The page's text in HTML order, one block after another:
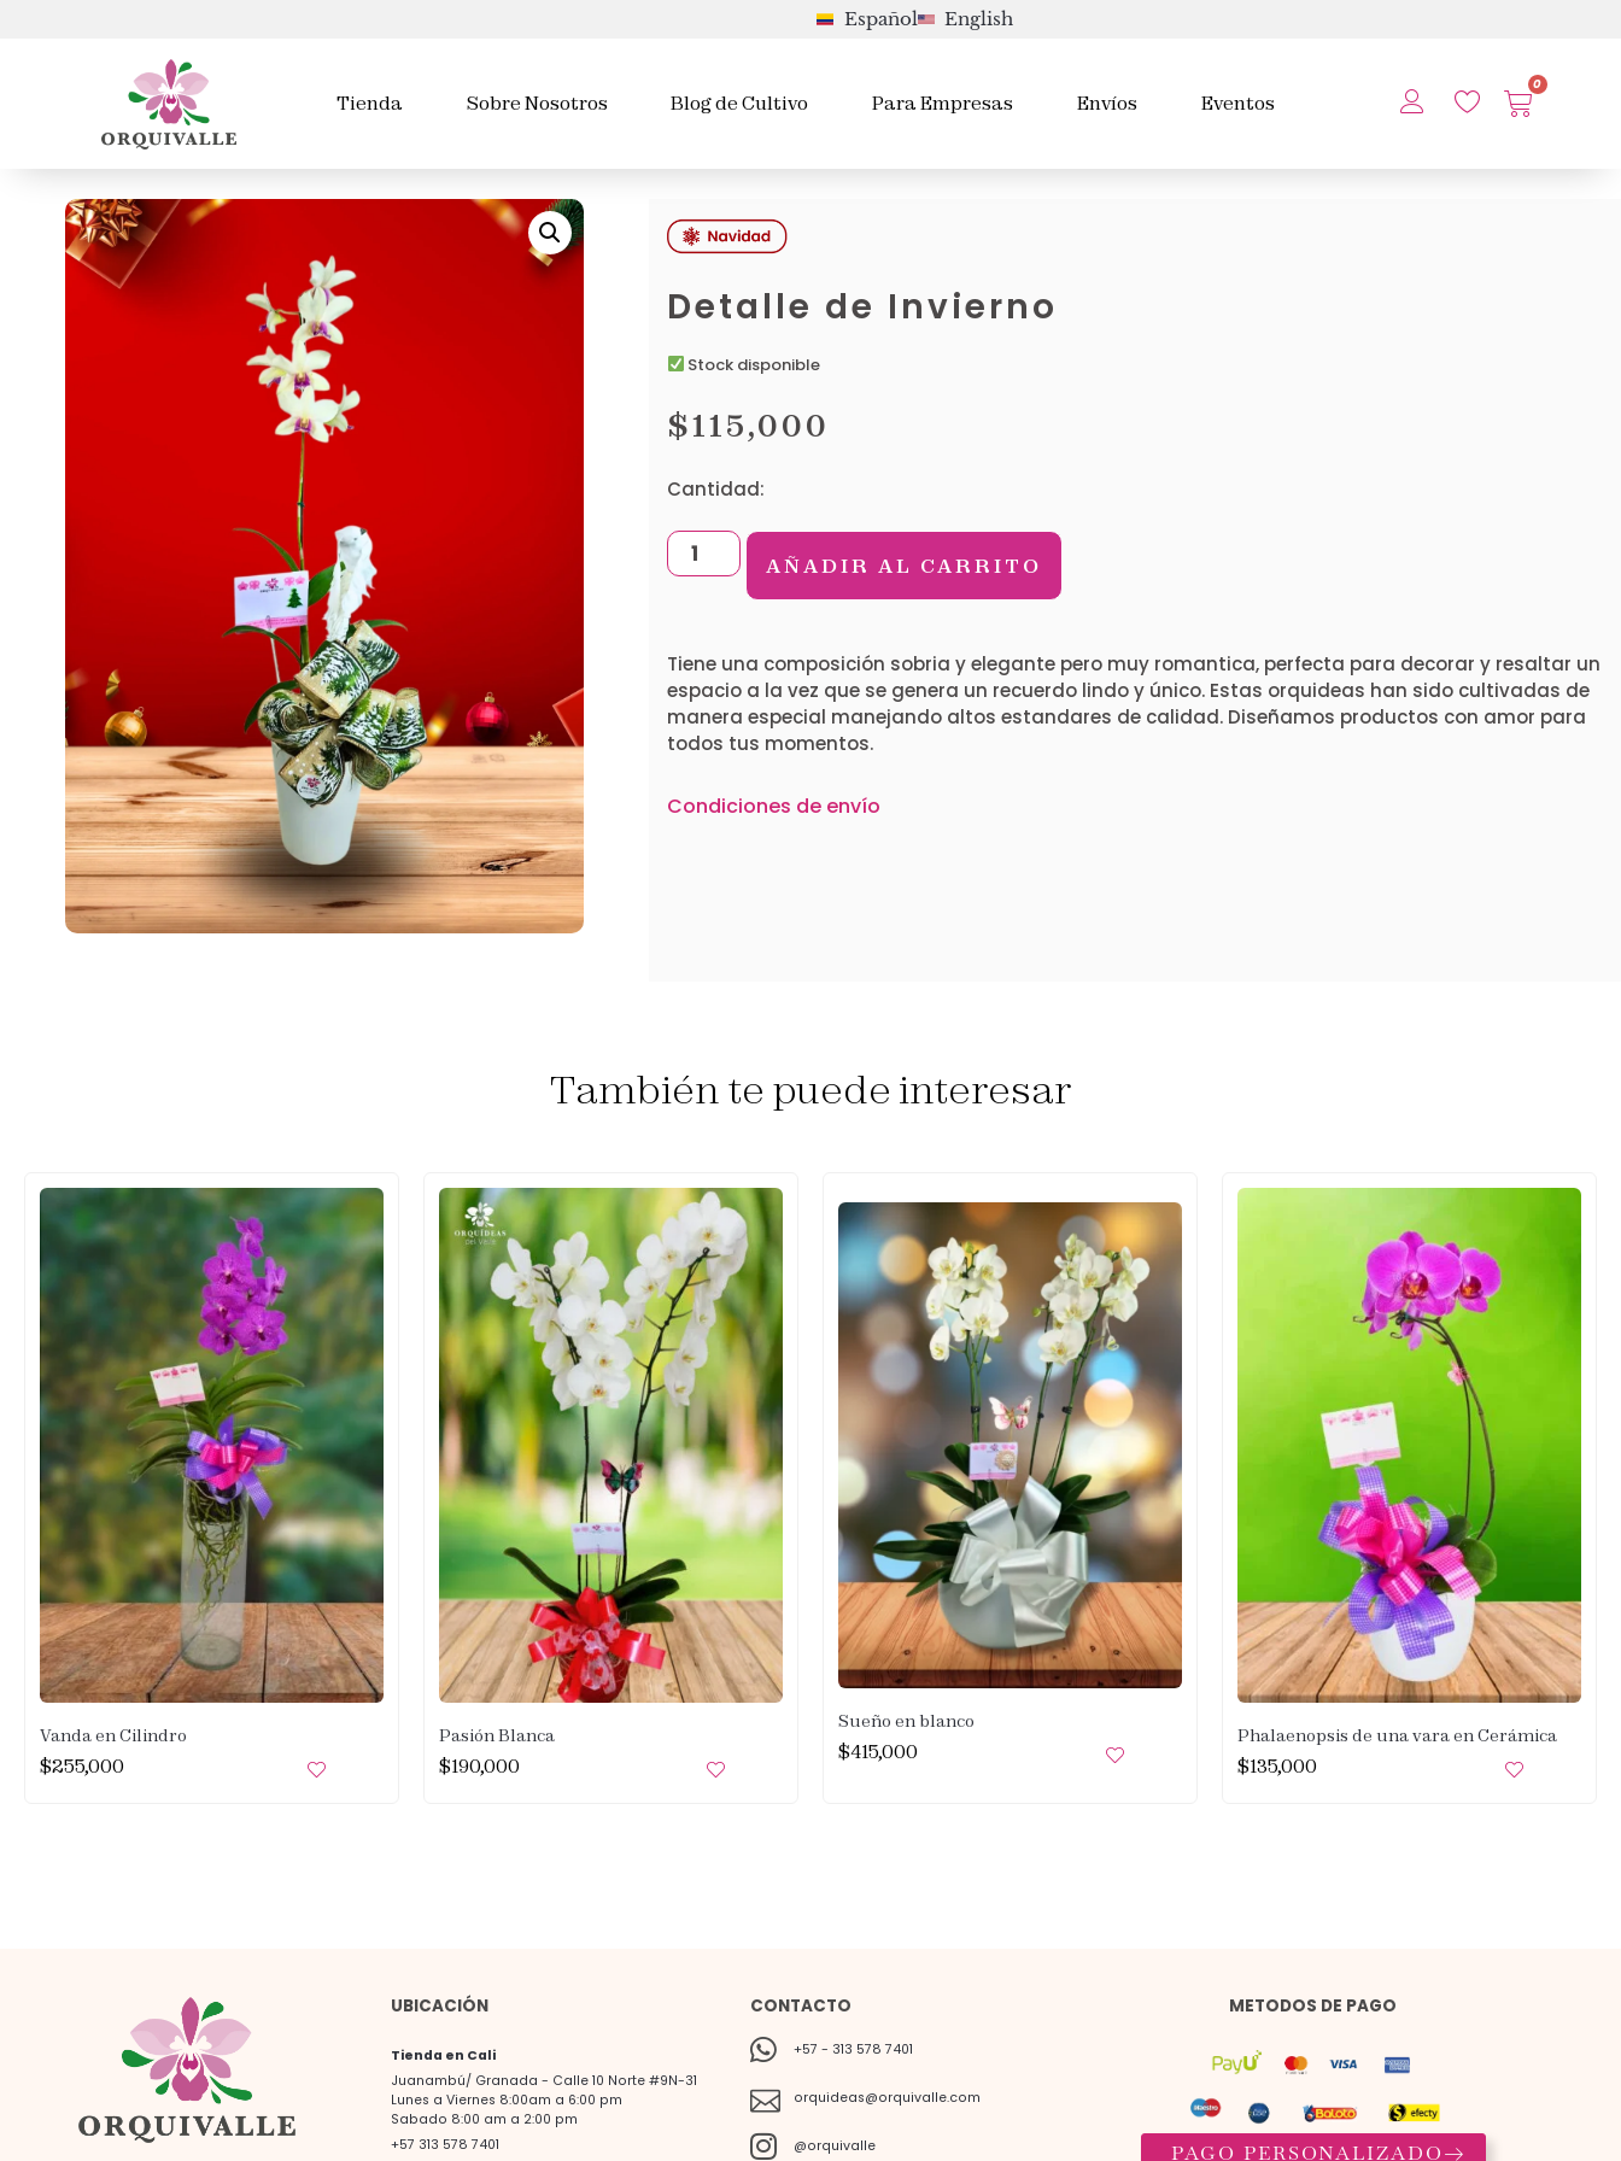
Español English
Tienda Sobre Nosotros Blog de Cultivo Para Empresas Envíos Eventos
0
Detalle de Invierno
Stock disponible
$115,000
Cantidad:
AÑADIR AL CARRITO
Tiene una composición sobria y elegante pero muy romantica, perfecta para decorar y resaltar un
espacio a la vez que se genera un recuerdo lindo y único. Estas orquideas han sido cultivadas de
manera especial manejando altos estandares de calidad. Diseñamos productos con amor para
todos tus momentos.
Condiciones de envío
También te puede interesar
Vanda en Cilindro
$255,000
Pasión Blanca
$190,000
Sueño en blanco
$415,000
Phalaenopsis de una vara en Cerámica
$135,000
UBICACIÓN
Tienda en Cali
Juanambú/ Granada - Calle 10 Norte #9N-31
Lunes a Viernes 8:00am a 6:00 pm
Sabado 8:00 am a 2:00 pm
+57 313 578 7401
CONTACTO
+57 - 313 578 7401
orquideas@orquivalle.com
@orquivalle
METODOS DE PAGO
PAGO PERSONALIZADO